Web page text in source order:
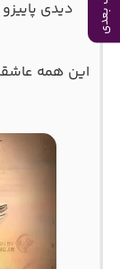
دیدی
این همه